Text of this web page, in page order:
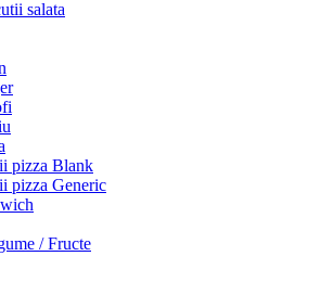
salata
pizza Blank
pizza Generic
/ Fructe